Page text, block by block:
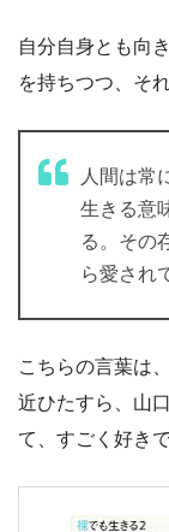
自分自身とも向
を持ちつつ、そ
人間は常
生きる意
る。その
ら愛され
こちらの言葉は
近ひたすら、山
て、すごく好きで